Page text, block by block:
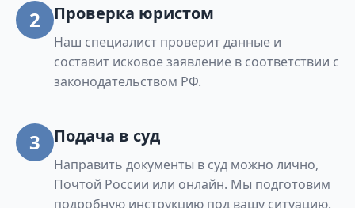
2 Проверка юристом
Наш специалист проверит данные и
составит исковое заявление в соответствии с
законодательством РФ.
3 Подача в суд
Направить документы в суд можно лично,
Почтой России или онлайн. Мы подготовим
подробную инструкцию под вашу ситуацию.